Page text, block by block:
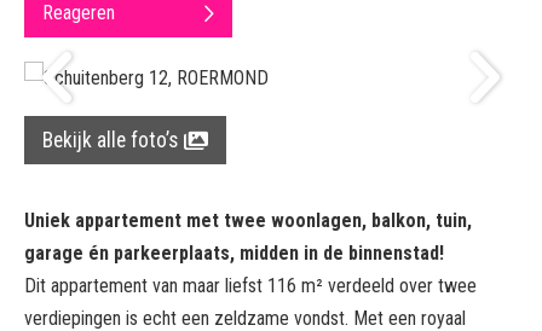
Reageren
Bekijk alle foto’s
Uniek appartement met twee woonlagen, balkon, tuin,
garage én parkeerplaats, midden in de binnenstad!
Dit appartement van maar liefst 116 m² verdeeld over twee
verdiepingen is echt een zeldzame vondst. Met een royaal
Bedrijfsonroerendgoed
Verkocht
Regionaal betrokken
Taxaties
Bedrijfsonroerendgoed
Advies
Privacyverklaring
Cookieverklaring